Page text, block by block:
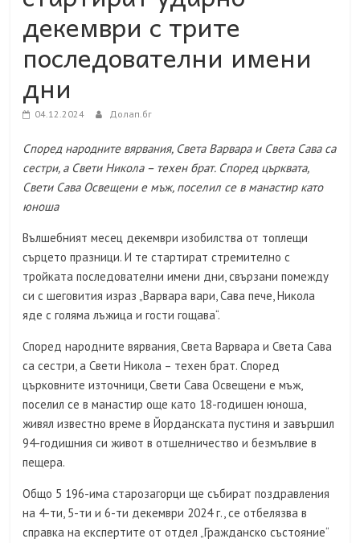
декември с трите
последователни имени
дни
04.12.2024 Долап.бг
Според народните вярвания, Света Варвара и Света Сава са
сестри, а Свети Никола – техен брат. Според църквата,
Свети Сава Освещени е мъж, поселил се в манастир като
юноша
Вълшебният месец декември изобилства от топлещи
сърцето празници. И те стартират стремително с
тройката последователни имени дни, свързани помежду
си с шеговития израз „Варвара вари, Сава пече, Никола
яде с голяма лъжица и гости гощава“.
Според народните вярвания, Света Варвара и Света Сава
са сестри, а Свети Никола – техен брат. Според
църковните източници, Свети Сава Освещени е мъж,
поселил се в манастир още като 18-годишен юноша,
живял известно време в Йорданската пустиня и завършил
94-годишния си живот в отшелничество и безмълвие в
пещера.
Общо 5 196-има старозагорци ще събират поздравления
на 4-ти, 5-ти и 6-ти декември 2024 г., се отбелязва в
справка на експертите от отдел „Гражданско състояние“